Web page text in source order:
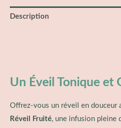
Description
Un Éveil Tonique et
Offrez-vous un réveil en douceur
Réveil Fruité, une infusion pleine